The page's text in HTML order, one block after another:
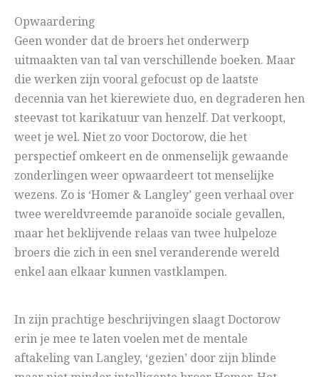
Opwaardering
Geen wonder dat de broers het onderwerp
uitmaakten van tal van verschillende boeken. Maar
die werken zijn vooral gefocust op de laatste
decennia van het kierewiete duo, en degraderen hen
steevast tot karikatuur van henzelf. Dat verkoopt,
weet je wel. Niet zo voor Doctorow, die het
perspectief omkeert en de onmenselijk gewaande
zonderlingen weer opwaardeert tot menselijke
wezens. Zo is ‘Homer & Langley’ geen verhaal over
twee wereldvreemde paranoïde sociale gevallen,
maar het beklijvende relaas van twee hulpeloze
broers die zich in een snel veranderende wereld
enkel aan elkaar kunnen vastklampen.
In zijn prachtige beschrijvingen slaagt Doctorow
erin je mee te laten voelen met de mentale
aftakeling van Langley, ‘gezien’ door zijn blinde